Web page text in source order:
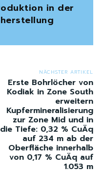
in der
NÄCHSTER ARTIKEL
Erste Bohrlöcher von
Kodiak in Zone South
erweitern
Kupfermineralisierung
zur Zone Mid und in
die Tiefe: 0,32 % CuÄq
auf 234 m ab der
Oberfläche innerhalb
von 0,17 % CuÄq auf
1.053 m